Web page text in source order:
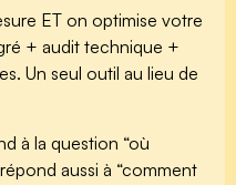
ET on optimise votre
+ audit technique +
Un seul outil au lieu de
à la question “où
aussi à “comment